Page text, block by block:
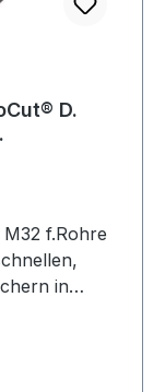
D.
f.Rohre
in